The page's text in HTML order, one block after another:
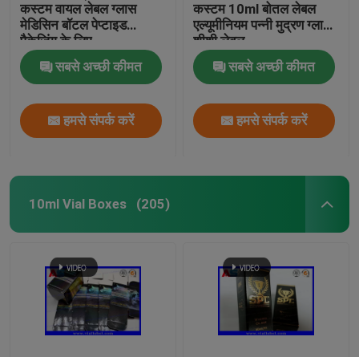
कस्टम वायल लेबल ग्लास
मेडिसिन बॉटल पेप्टाइड
पैकेजिंग के लिए
सबसे अच्छी कीमत
हमसे संपर्क करें
कस्टम 10ml बोतल लेबल
एल्यूमीनियम पन्नी मुद्रण ग्लास
शीशी लेबल
सबसे अच्छी कीमत
हमसे संपर्क करें
10ml Vial Boxes (205)